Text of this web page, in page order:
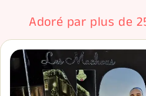
Adoré par plus de